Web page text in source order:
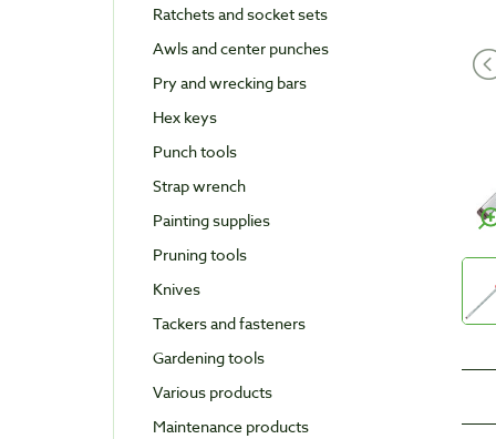
Ratchets and socket sets
Awls and center punches
Pry and wrecking bars
Hex keys
Punch tools
Strap wrench
Painting supplies
Pruning tools
Knives
Tackers and fasteners
Gardening tools
Various products
Maintenance products